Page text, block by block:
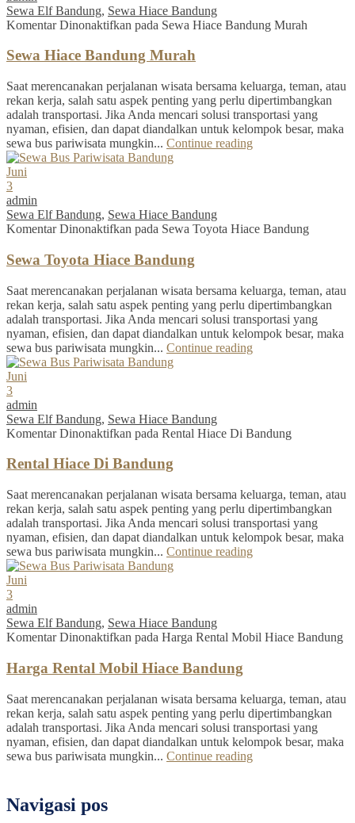
Sewa Elf Bandung, Sewa Hiace Bandung
Komentar Dinonaktifkan pada Sewa Hiace Bandung Murah
Sewa Hiace Bandung Murah
Saat merencanakan perjalanan wisata bersama keluarga, teman, atau
rekan kerja, salah satu aspek penting yang perlu dipertimbangkan
adalah transportasi. Jika Anda mencari solusi transportasi yang
nyaman, efisien, dan dapat diandalkan untuk kelompok besar, maka
sewa bus pariwisata mungkin... Continue reading
Juni
3
admin
Sewa Elf Bandung, Sewa Hiace Bandung
Komentar Dinonaktifkan pada Sewa Toyota Hiace Bandung
Sewa Toyota Hiace Bandung
Saat merencanakan perjalanan wisata bersama keluarga, teman, atau
rekan kerja, salah satu aspek penting yang perlu dipertimbangkan
adalah transportasi. Jika Anda mencari solusi transportasi yang
nyaman, efisien, dan dapat diandalkan untuk kelompok besar, maka
sewa bus pariwisata mungkin... Continue reading
Juni
3
admin
Sewa Elf Bandung, Sewa Hiace Bandung
Komentar Dinonaktifkan pada Rental Hiace Di Bandung
Rental Hiace Di Bandung
Saat merencanakan perjalanan wisata bersama keluarga, teman, atau
rekan kerja, salah satu aspek penting yang perlu dipertimbangkan
adalah transportasi. Jika Anda mencari solusi transportasi yang
nyaman, efisien, dan dapat diandalkan untuk kelompok besar, maka
sewa bus pariwisata mungkin... Continue reading
Juni
3
admin
Sewa Elf Bandung, Sewa Hiace Bandung
Komentar Dinonaktifkan pada Harga Rental Mobil Hiace Bandung
Harga Rental Mobil Hiace Bandung
Saat merencanakan perjalanan wisata bersama keluarga, teman, atau
rekan kerja, salah satu aspek penting yang perlu dipertimbangkan
adalah transportasi. Jika Anda mencari solusi transportasi yang
nyaman, efisien, dan dapat diandalkan untuk kelompok besar, maka
sewa bus pariwisata mungkin... Continue reading
Navigasi pos